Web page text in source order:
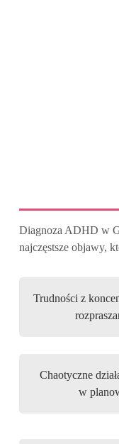
Diagnoza ADHD w
najczęstsze objawy,
Trudności z
Chaotyczne
w